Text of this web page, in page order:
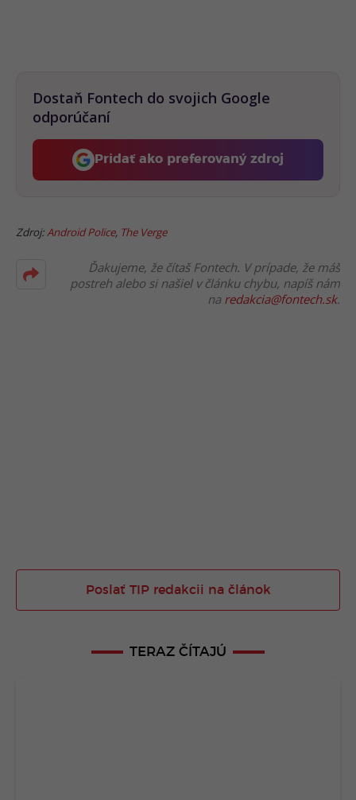
Dostaň Fontech do svojich Google
odporúčaní
Pridať ako preferovaný zdroj
Fontech, odkaz sa otvorí v
Zdroj:Android Police, The Verge
Ďakujeme, že čítaš Fontech. V prípade, že máš
postreh alebo si našiel v článku chybu, napíš nám
na redakcia@fontech.sk.
Poslať TIP redakcii na článok
TERAZ ČÍTAJÚ